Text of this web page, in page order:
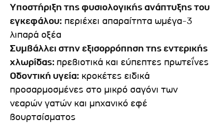
Υποστήριξη της φυσιολογικής ανάπτυξης του
εγκεφάλου: περιέχει απαραίτητα ωμέγα-3
λιπαρά οξέα
Συμβάλλει στην εξισορρόπηση της εντερικής
χλωρίδας: πρεβιοτικά και εύπεπτες πρωτεΐνες
Οδοντική υγεία: κροκέτες ειδικά
προσαρμοσμένες στο μικρό σαγόνι των
νεαρών γατών και μηχανικό εφέ
βουρτσίσματος